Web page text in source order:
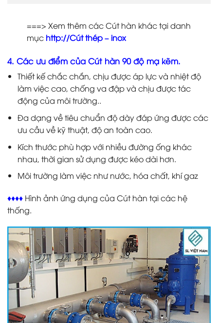
===> Xem thêm các Cút hàn khác tại danh
mục http://Cút thép – inox
4. Các ưu điểm của Cút hàn 90 độ mạ kẽm.
Thiết kế chắc chắn, chịu được áp lực và nhiệt độ
làm việc cao, chống va đập và chịu được tác
động của môi trường..
Đa dạng về tiêu chuẩn độ dày đáp ứng được các
ưu cầu về kỹ thuật, độ an toàn cao.
Kích thước phù hợp với nhiều đường ống khác
nhau, thời gian sử dụng được kéo dài hơn.
Môi trường làm việc như nước, hóa chất, khí gaz
♦♦♦♦ Hình ảnh ứng dụng của Cút hàn tại các hệ
thống.